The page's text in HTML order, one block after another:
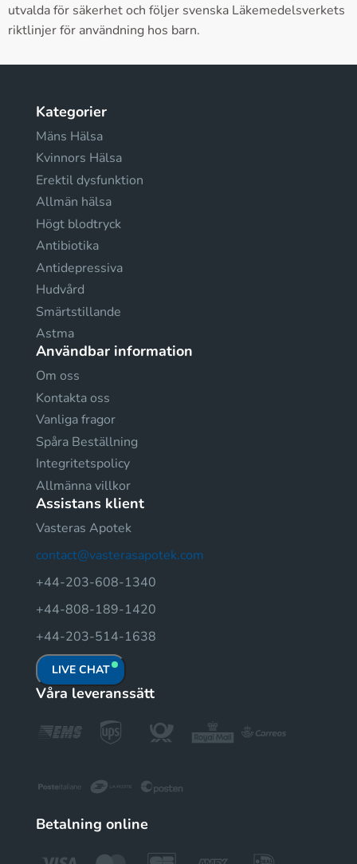
utvalda för säkerhet och följer svenska Läkemedelsverkets
riktlinjer för användning hos barn.
Kategorier
Mäns Hälsa
Kvinnors Hälsa
Erektil dysfunktion
Allmän hälsa
Högt blodtryck
Antibiotika
Antidepressiva
Hudvård
Smärtstillande
Astma
Användbar information
Om oss
Kontakta oss
Vanliga fragor
Spåra Beställning
Integritetspolicy
Allmänna villkor
Assistans klient
Vasteras Apotek
contact@vasterasapotek.com
+44-203-608-1340
+44-808-189-1420
+44-203-514-1638
LIVE CHAT
Våra leveranssätt
Betalning online